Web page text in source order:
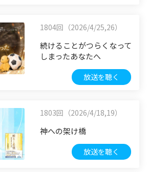
1804回（2026/4/25,26）
続けることがつらくなって
しまったあなたへ
放送を聴く
1803回（2026/4/18,19）
神への架け橋
放送を聴く